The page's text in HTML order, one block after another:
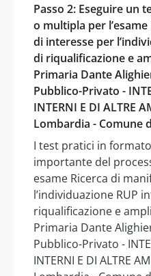
Passo 2: Eseguire un
o multipla per
di interesse per
di riqualificazione e
Primaria Dante
Pubblico-Privato -
INTERNI E DI ALTRE
Lombardia - Comune
I test pratici in
importante del
esame Ricerca di
l’individuazione RUP
riqualificazione e
Primaria Dante
Pubblico-Privato -
INTERNI E DI ALTRE